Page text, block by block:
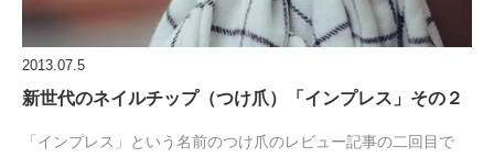
2013.07.5
新世代のネイルチップ（つけ爪）「インプレス」その２
「インプレス」という名前のつけ爪のレビュー記事の二回目で